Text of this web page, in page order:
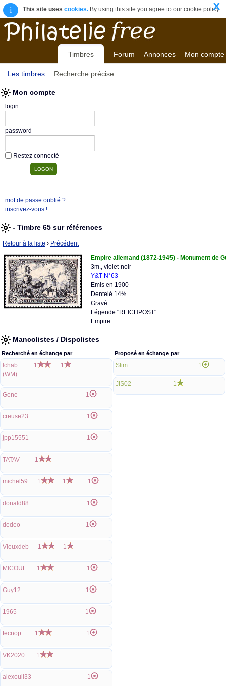
i This site uses cookies.By using this site you agree to our cookie policy.
X
Timbres Forum Annonces Mon compte
Les timbres Recherche précise
Mon compte
login
password
Restez connecté
mot de passe oublié ?
inscrivez-vous !
- Timbre 65 sur références
Retour à la liste › Précédent
Empire allemand (1872-1945) - Monument de
3m., violet-noir
Y&T N°63
Emis en 1900
Dentelé 14½
Gravé
Légende "REICHPOST"
Empire
Mancolistes / Dispolistes
Recherché en échange par
lchab
(WM)
1 1
Gene 1
creuse23 1
jpp15551 1
TATAV 1
michel59 1 1 1
donald88 1
dedeo 1
Vieuxdeb 1 1
MICOUL 1 1
Guy12 1
1965 1
tecnop 1 1
VK2020 1
alexouil33 1
Proposé en échange par
Slim 1
JIS02 1